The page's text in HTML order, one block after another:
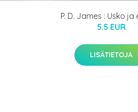
P. D. James : Usko ja
5.5 EUR
LISÄTIETOJA